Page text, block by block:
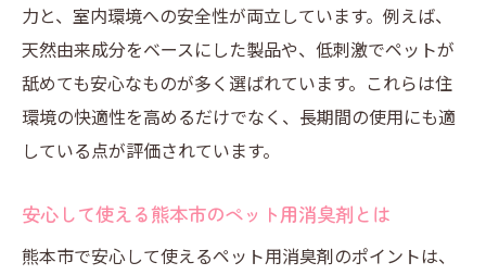
力と、室内環境への安全性が両立しています。例えば、
天然由来成分をベースにした製品や、低刺激でペットが
舐めても安心なものが多く選ばれています。これらは住
環境の快適性を高めるだけでなく、長期間の使用にも適
している点が評価されています。
安心して使える熊本市のペット用消臭剤とは
熊本市で安心して使えるペット用消臭剤のポイントは、